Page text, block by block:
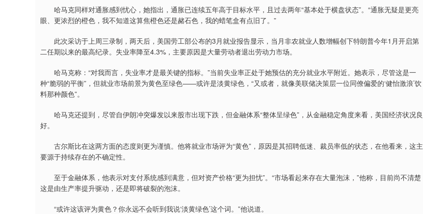
哈马克同样对通胀感到忧心，她指出，通胀已连续五年高于目标水平，且过去两年“基本处于横盘状态”。“通胀无疑是更亮
眼、更浓烈的橙色，我不知道这算焦橙色还是赭石色，我的蜡笔盒有点旧了。”
此次采访于上周三录制，两天后，美国劳工部公布的3月就业报告显示，当月非农就业人数增幅创下特朗普今年1月开启第
二任期以来的最高纪录。失业率降至4.3%，主要原因是大量劳动者退出劳动力市场。
哈马克称：“对我而言，失业率才是最关键的指标。”当前失业率正处于她预估的充分就业水平附近。她表示，尽管这是一
种“脆弱的平衡”，但就业市场前景为黄色至绿色——或许是淡黄绿色，“又或者，就像美联储决策层一位同僚偏爱的‘健怡激浪’饮
料那种颜色”。
哈马克还提到，尽管自伊朗冲突爆发以来股市出现下跌，但金融体系“整体呈绿色”，从金融稳定角度来看，美国经济状况良
好。
古尔斯比在这两方面的态度则更为谨慎。他将就业市场评为“黄色”，原因是其招聘低迷、裁员率低的状态，在他看来，这主
要源于持续存在的不确定性。
至于金融体系，他表示对支付系统感到满意，但对资产价格“更为担忧”。“市场看起来存在大量泡沫，”他称，目前尚不清楚
这是由生产率提升驱动，还是即将破裂的泡沫。
“或许这该评为黄色？你永远不会听到我说‘淡黄绿色’这个词。”他说道。
深证成指 14311.01 200.89 1.42% 沪深300 4694.44 43.13 0.93%